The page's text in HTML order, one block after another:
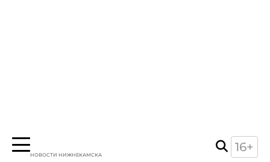
НОВОСТИ НИЖНЕКАМСКА
16+